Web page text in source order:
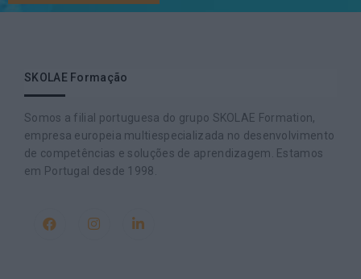
SKOLAE Formação
Somos a filial portuguesa do grupo SKOLAE Formation,
empresa europeia multiespecializada no desenvolvimento
de competências e soluções de aprendizagem. Estamos
em Portugal desde 1998.